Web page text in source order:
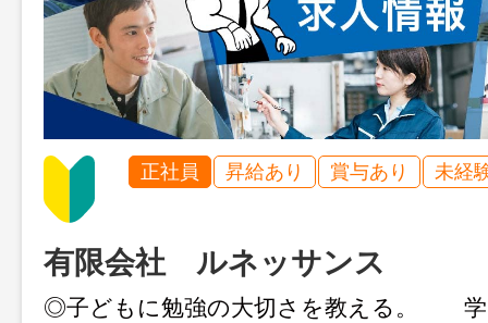
正社員 昇給あり 賞与あり 未経
有限会社 ルネッサンス
◎子どもに勉強の大切さを教える。 学